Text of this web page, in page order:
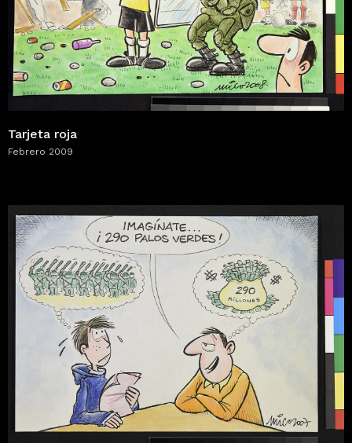
Tarjeta roja
Febrero 2009